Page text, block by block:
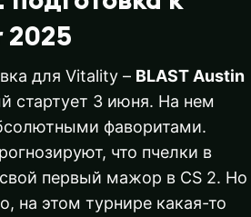
2025
для Vitality – BLAST Austin
стартует 3 июня. На нем
фаворитами.
что пчелки в
первый мажор в CS 2. Но
на этом турнире какая-то